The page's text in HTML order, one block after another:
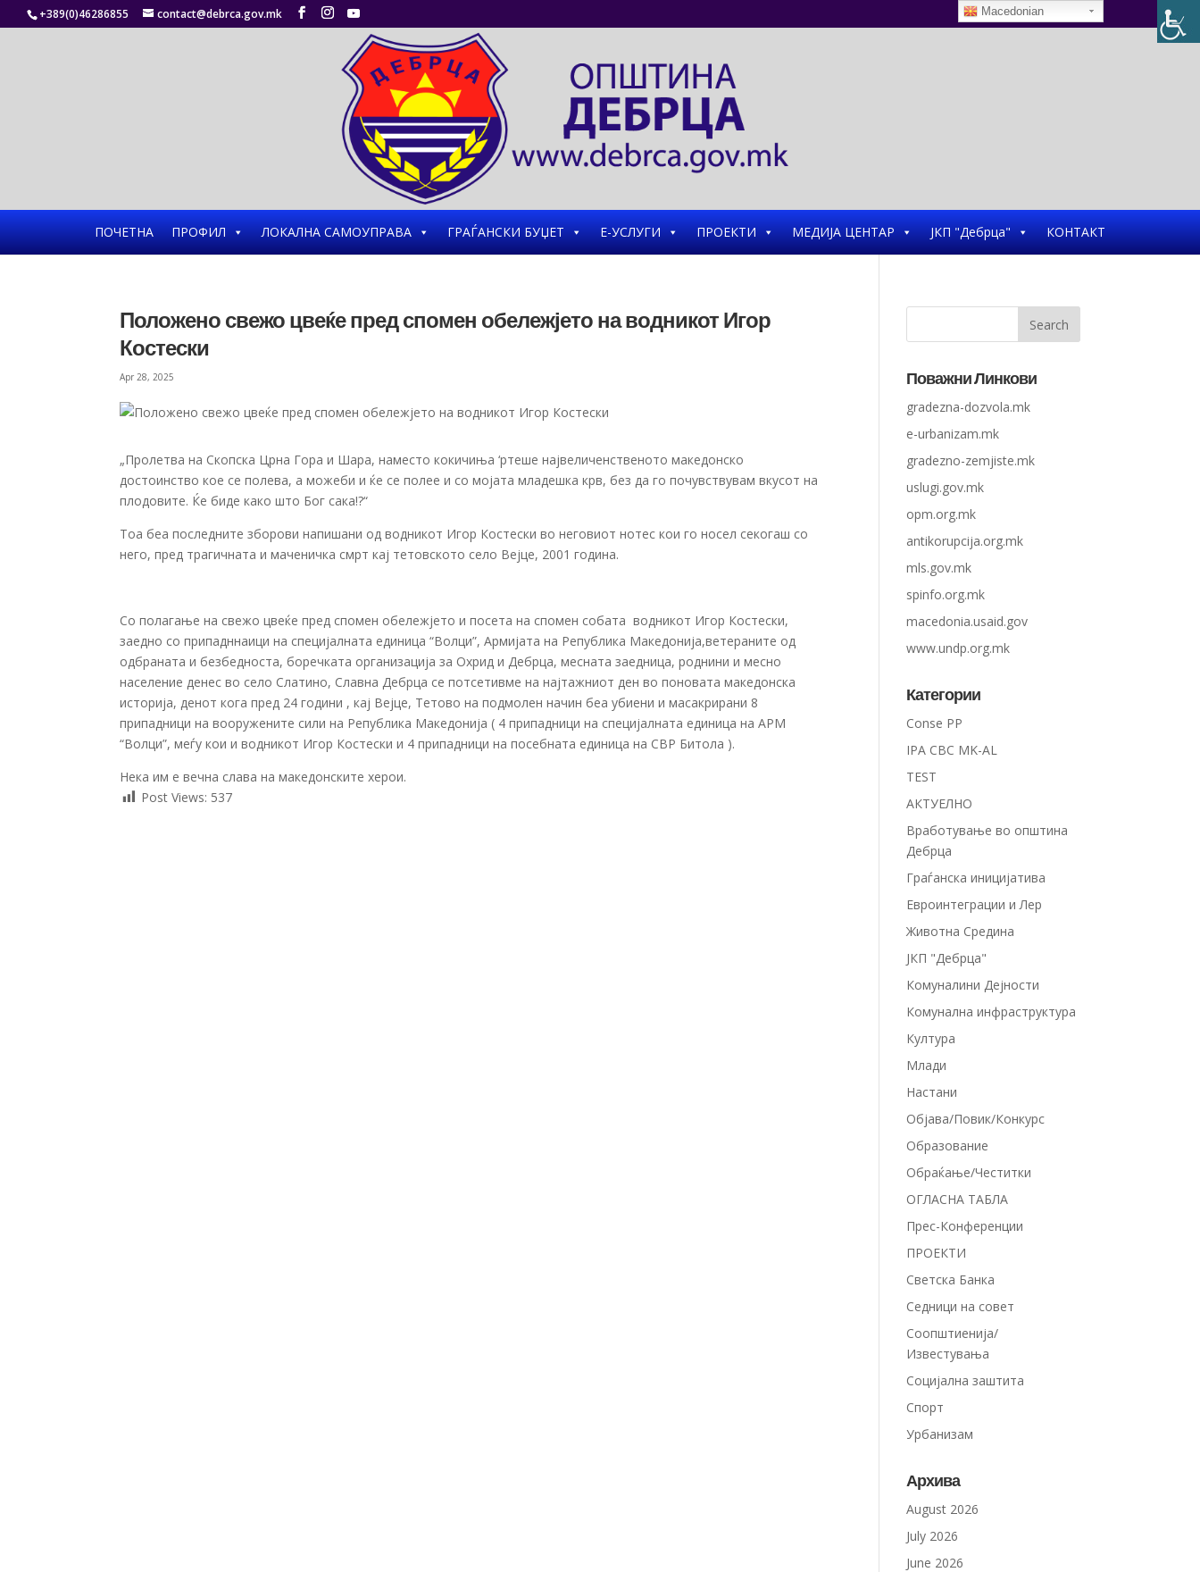
+389(0)46286855 contact@debrca.gov.mk
ПОЧЕТНА ПРОФИЛ ЛОКАЛНА САМОУПРАВА ГРАЃАНСКИ БУЏЕТ Е-УСЛУГИ ПРОЕКТИ МЕДИЈА ЦЕНТАР ЈКП "Дебрца" КОНТАКТ
Положено свежо цвеќе пред спомен обележјето на водникот Игор
Костески
Apr 28, 2025
„Пролетва на Скопска Црна Гора и Шара, наместо кокичиња ‘ртеше највеличенственото македонско
достоинство кое се полева, а можеби и ќе се полее и со мојата младешка крв, без да го почувствувам вкусот на
плодовите. Ќе биде како што Бог сака!?“
Тоа беа последните зборови напишани од водникот Игор Костески во неговиот нотес кои го носел секогаш со
него, пред трагичната и маченичка смрт кај тетовското село Вејце, 2001 година.
Со полагање на свежо цвеќе пред спомен обележјето и посета на спомен собата водникот Игор Костески,
заедно со припадннаици на специјалната единица “Волци”, Армијата на Република Македонија,ветераните од
одбраната и безбедноста, боречката организација за Охрид и Дебрца, месната заедница, роднини и месно
население денес во село Слатино, Славна Дебрца се потсетивме на најтажниот ден во поновата македонска
историја, денот кога пред 24 години , кај Вејце, Тетово на подмолен начин беа убиени и масакрирани 8
припадници на вооружените сили на Република Македонија ( 4 припадници на специјалната единица на АРМ
“Волци”, меѓу кои и водникот Игор Костески и 4 припадници на посебната единица на СВР Битола ).
Нека им е вечна слава на македонските херои.
Post Views: 537
Поважни Линкови
gradezna-dozvola.mk
e-urbanizam.mk
gradezno-zemjiste.mk
uslugi.gov.mk
opm.org.mk
antikorupcija.org.mk
mls.gov.mk
spinfo.org.mk
macedonia.usaid.gov
www.undp.org.mk
Категории
Conse PP
IPA CBC MK-AL
TEST
АКТУЕЛНО
Вработување во општина
Дебрца
Граѓанска иницијатива
Евроинтеграции и Лер
Животна Средина
ЈКП "Дебрца"
Комуналини Дејности
Комунална инфраструктура
Култура
Млади
Настани
Објава/Повик/Конкурс
Образование
Обраќање/Честитки
ОГЛАСНА ТАБЛА
Прес-Конференции
ПРОЕКТИ
Светска Банка
Седници на совет
Соопштиенија/
Известувања
Социјална заштита
Спорт
Урбанизам
Архива
August 2026
July 2026
June 2026
Macedonian